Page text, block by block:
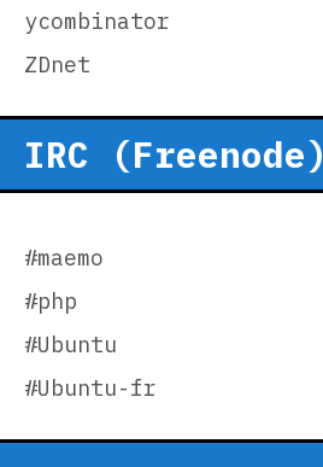
ycombinator
ZDnet
IRC (Freenode)
#maemo
#php
#Ubuntu
#Ubuntu-fr